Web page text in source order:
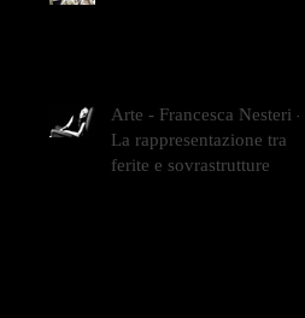
Arte - Francesca Nesteri -
La rappresentazione tra
ferite e sovrastrutture